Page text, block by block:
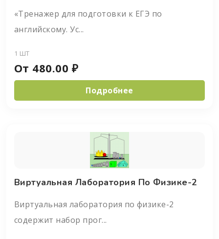
«Тренажер для подготовки к ЕГЭ по
английскому. Ус...
1 ШТ
От 480.00 ₽
Подробнее
Виртуальная Лаборатория По Физике-2
Виртуальная лаборатория по физике-2
содержит набор прог...